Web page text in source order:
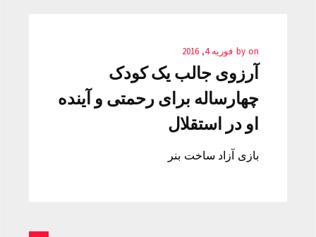
by on فوریه 4, 2016
آرزوی جالب یک کودک
چهارساله برای رحمتی و آینده
او در استقلال
بازی آزاد ساخت بنر